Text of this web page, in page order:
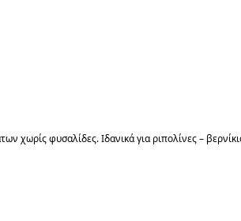
φυσαλίδες. Ιδανικά για ριπολίνες –